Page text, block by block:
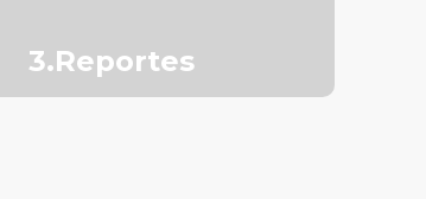
3.Reportes